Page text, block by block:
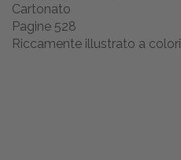
Cartonato
Pagine 528
Riccamente illustrato a colori